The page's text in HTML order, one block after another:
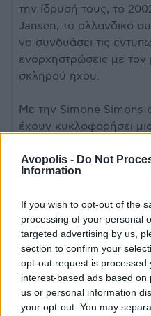
Avopolis - Do Not
Information
If you wish to opt-out of the
processing of your personal
targeted advertising by us,
section to confirm your
opt-out request is processed
interest-based ads based
us or personal information
your opt-out. You may
την ίδρυσή τους, το
Jansen, το ολλανδικό
να συνδυάσει τις
ενορχηστρώσεις με τον
σκληρού ήχου.
Με την Simone Simons
έχουν κυκλοφορήσει
"Design Your Universe"
Principle" - και έχουν
Φέτος, κυκλοφόρησαν
δίσκο, το “Aspiral”, το
κοινό και κριτικούς,
βρίσκονται στην πιο
ιστορίας τους.
Follow Epica: